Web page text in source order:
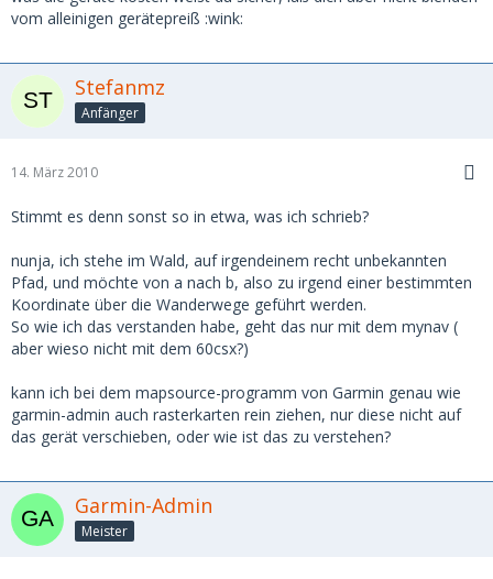
vom alleinigen gerätepreiß :wink:
Stefanmz
Anfänger
14. März 2010
Stimmt es denn sonst so in etwa, was ich schrieb?
nunja, ich stehe im Wald, auf irgendeinem recht unbekannten
Pfad, und möchte von a nach b, also zu irgend einer bestimmten
Koordinate über die Wanderwege geführt werden.
So wie ich das verstanden habe, geht das nur mit dem mynav (
aber wieso nicht mit dem 60csx?)
kann ich bei dem mapsource-programm von Garmin genau wie
garmin-admin auch rasterkarten rein ziehen, nur diese nicht auf
das gerät verschieben, oder wie ist das zu verstehen?
Garmin-Admin
Meister